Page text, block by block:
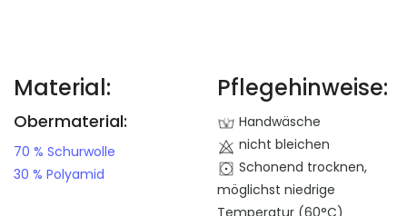
Material:
Obermaterial:
70 % Schurwolle
30 % Polyamid
Pflegehinweise:
Handwäsche
nicht bleichen
Schonend trocknen,
möglichst niedrige